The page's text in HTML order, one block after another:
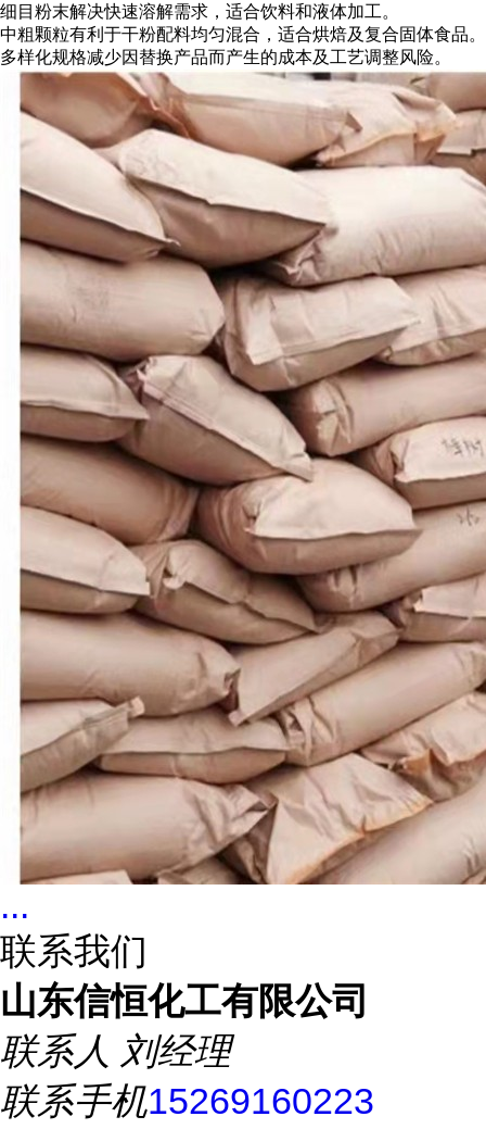
细目粉末解决快速溶解需求，适合饮料和液体加工。
中粗颗粒有利于干粉配料均匀混合，适合烘焙及复合固体食品。
多样化规格减少因替换产品而产生的成本及工艺调整风险。
...
联系我们
山东信恒化工有限公司
联系人 刘经理
联系手机15269160223